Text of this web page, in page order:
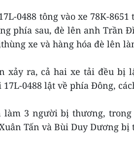
0488 tông vào xe 78K-
phía sau, đè lên anh Trần
xe và hàng hóa đè lên
xảy ra, cả hai xe tải đều bị
0488 lật về phía Đông,
làm 3 người bị thương,
Tấn và Bùi Duy Dương bị